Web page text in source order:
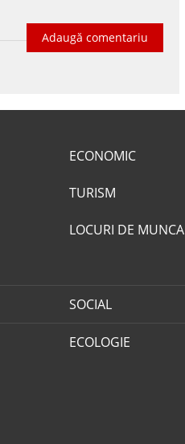
Adaugă comentariu
ECONOMIC
TURISM
LOCURI DE MUNCA
SOCIAL
ECOLOGIE